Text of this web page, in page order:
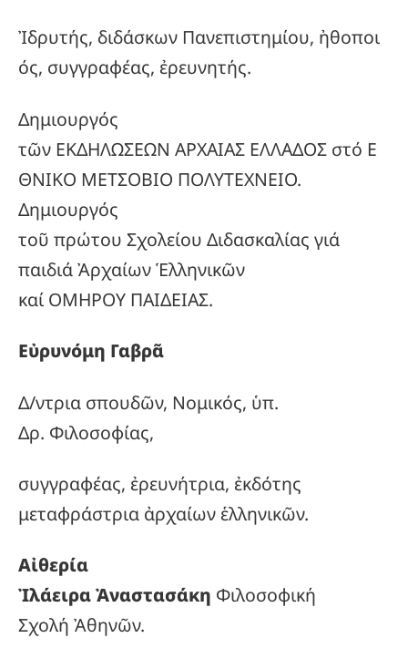
Ἰδρυτής, διδάσκων Πανεπιστημίου, ἠθοποι
ός, συγγραφέας, ἐρευνητής.
Δημιουργός
τῶν ΕΚΔΗΛΩΣΕΩΝ ΑΡΧΑΙΑΣ ΕΛΛΑΔΟΣ στό Ε
ΘΝΙΚΟ ΜΕΤΣΟΒΙΟ ΠΟΛΥΤΕΧΝΕΙΟ.
Δημιουργός
τοῦ πρώτου Σχολείου Διδασκαλίας γιά
παιδιά Ἀρχαίων Ἑλληνικῶν
καί ΟΜΗΡΟΥ ΠΑΙΔΕΙΑΣ.
Εὐρυνόμη Γαβρᾶ
Δ/ντρια σπουδῶν, Νομικός, ὑπ.
Δρ. Φιλοσοφίας,
συγγραφέας, ἐρευνήτρια, ἐκδότης
μεταφράστρια ἀρχαίων ἑλληνικῶν.
Αἰθερία
Ἰλάειρα Ἀναστασάκη Φιλοσοφική
Σχολή Ἀθηνῶν.